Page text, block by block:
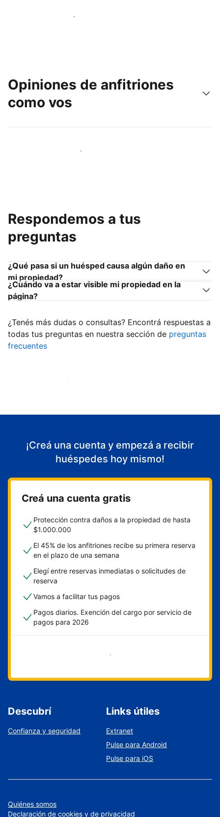
Llegá a huéspedes nuevos hoy
Opiniones de anfitriones
como vos
Unite a otros anfitriones como vos
Respondemos a tus
preguntas
¿Qué pasa si un huésped causa algún daño en
mi propiedad?
¿Cuándo va a estar visible mi propiedad en la
página?
¿Tenés más dudas o consultas? Encontrá respuestas a
todas tus preguntas en nuestra sección de preguntas
frecuentes
Empezá a recibir huéspedes
¡Creá una cuenta y empezá a recibir
huéspedes hoy mismo!
Creá una cuenta gratis
Protección contra daños a la propiedad de hasta
$1.000.000
El 45% de los anfitriones recibe su primera reserva
en el plazo de una semana
Elegí entre reservas inmediatas o solicitudes de
reserva
Vamos a facilitar tus pagos
Pagos diarios. Exención del cargo por servicio de
pagos para 2026
Empezar ahora
Descubrí
Confianza y seguridad
Links útiles
Extranet
Pulse para Android
Pulse para iOS
Quiénes somos
Declaración de cookies y de privacidad